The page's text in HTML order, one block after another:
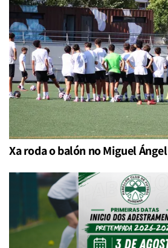
Xa roda o balón no Miguel Ángel